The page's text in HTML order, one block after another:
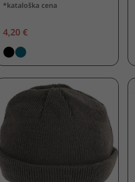
*kataloška cena
4,20 €